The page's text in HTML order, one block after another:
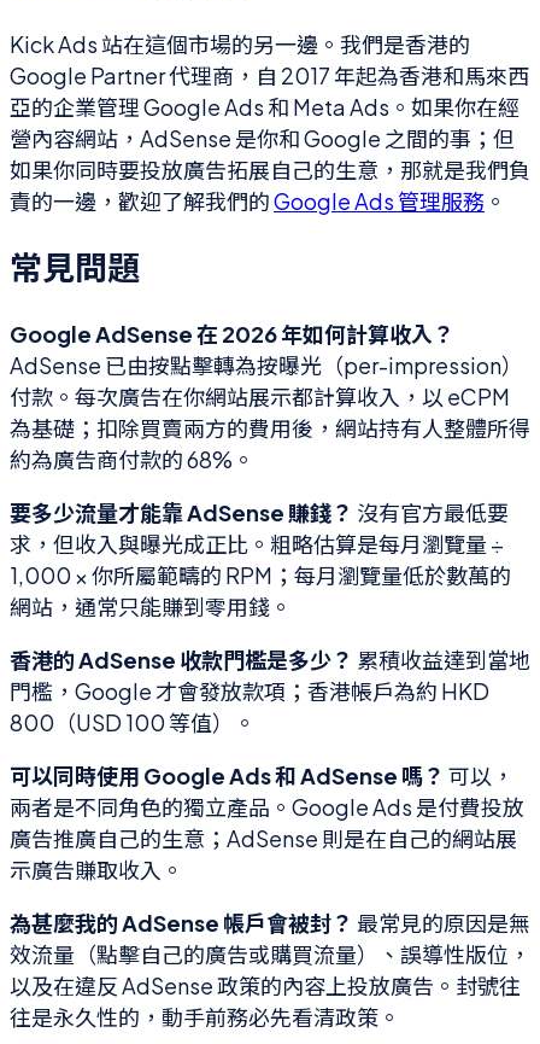
Kick Ads 站在這個市場的另一邊。我們是香港的
Google Partner 代理商，自 2017 年起為香港和馬來西
亞的企業管理 Google Ads 和 Meta Ads。如果你在經
營內容網站，AdSense 是你和 Google 之間的事；但
如果你同時要投放廣告拓展自己的生意，那就是我們負
責的一邊，歡迎了解我們的Google Ads 管理服務 。
常見問題
Google AdSense 在 2026 年如何計算收入？
AdSense 已由按點擊轉為按曝光（per-impression）
付款。每次廣告在你網站展示都計算收入，以 eCPM
為基礎；扣除買賣兩方的費用後，網站持有人整體所得
約為廣告商付款的 68%。
要多少流量才能靠 AdSense 賺錢？ 沒有官方最低要
求，但收入與曝光成正比。粗略估算是每月瀏覽量 ÷
1,000 × 你所屬範疇的 RPM；每月瀏覽量低於數萬的
網站，通常只能賺到零用錢。
香港的 AdSense 收款門檻是多少？ 累積收益達到當地
門檻，Google 才會發放款項；香港帳戶為約 HKD
800（USD 100 等值）。
可以同時使用 Google Ads 和 AdSense 嗎？ 可以，
兩者是不同角色的獨立產品。Google Ads 是付費投放
廣告推廣自己的生意；AdSense 則是在自己的網站展
示廣告賺取收入。
為甚麼我的 AdSense 帳戶會被封？ 最常見的原因是無
效流量（點擊自己的廣告或購買流量）、誤導性版位，
以及在違反 AdSense 政策的內容上投放廣告。封號往
往是永久性的，動手前務必先看清政策。